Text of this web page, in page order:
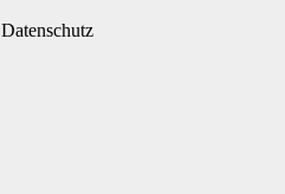
Datenschutz